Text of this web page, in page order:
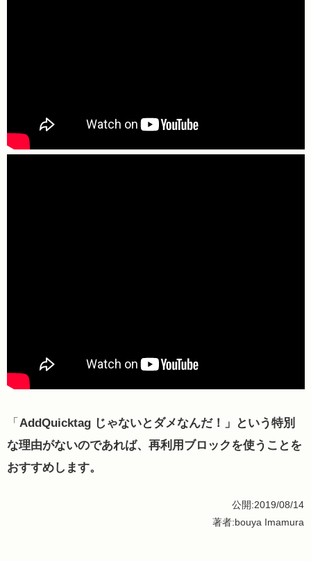
「 AddQuicktag じゃないとダメなんだ！」という特別
な理由がないのであれば、再利用ブロックを使うことを
おすすめします。
公開:2019/08/14
著者:bouya Imamura